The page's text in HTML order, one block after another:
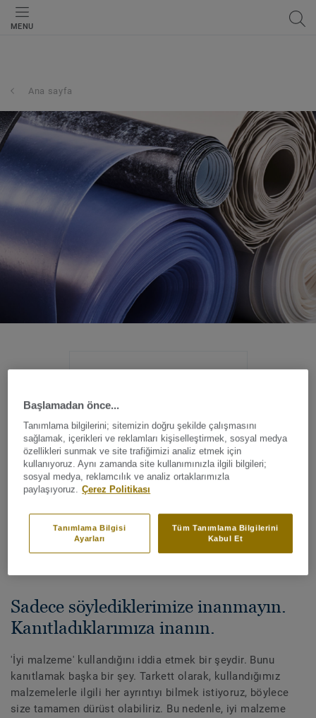
MENU
Ana sayfa
malzemeler
Sadece söylediklerimize inanmayın.
Kanıtladıklarımıza inanın.
'İyi malzeme' kullandığını iddia etmek bir şeydir. Bunu
kanıtlamak başka bir şey. Tarkett olarak, kullandığımız
malzemelerle ilgili her ayrıntıyı bilmek istiyoruz, böylece
size tamamen dürüst olabiliriz. Bu nedenle, iyi malzeme
Başlamadan önce...
Tanımlama bilgilerini; sitemizin doğru şekilde çalışmasını
sağlamak, içerikleri ve reklamları kişiselleştirmek, sosyal medya
özellikleri sunmak ve site trafiğimizi analiz etmek için
kullanıyoruz. Aynı zamanda site kullanımınızla ilgili bilgileri;
sosyal medya, reklamcılık ve analiz ortaklarımızla
paylaşıyoruz. Çerez Politikası
Tüm Tanımlama Bilgilerini
Kabul Et
Tanımlama Bilgisi
Ayarları